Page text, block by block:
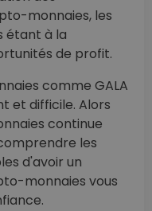
monnaies, les
étant à la
de profit.
comme GALA
et difficile. Alors
continue
les
d'avoir un
monnaies vous